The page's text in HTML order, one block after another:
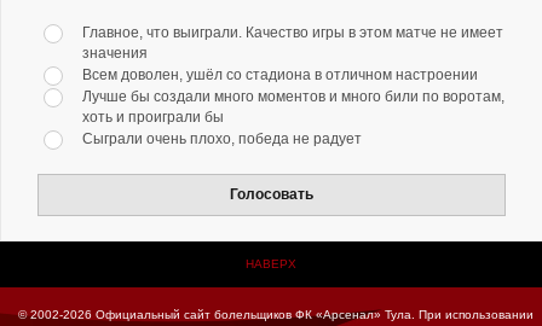
Главное, что выиграли. Качество игры в этом матче не имеет
значения
Всем доволен, ушёл со стадиона в отличном настроении
Лучше бы создали много моментов и много били по воротам,
хоть и проиграли бы
Сыграли очень плохо, победа не радует
Голосовать
НАВЕРХ
© 2002-2026 Официальный сайт болельщиков ФК «Арсенал» Тула.
При использовании